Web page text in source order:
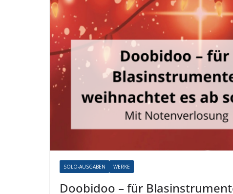
SOLO-AUSGABEN WERKE
Doobidoo – für